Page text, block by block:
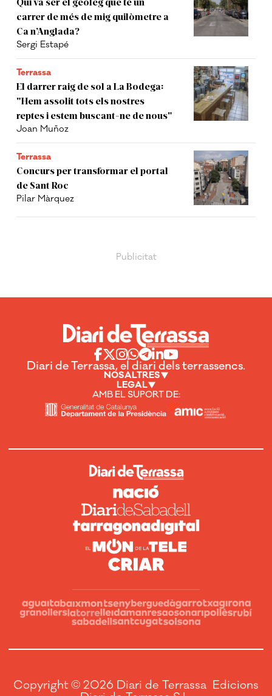
carrer de més de mig quilòmetre a
Ca n’Anglada?
Sergi Estapé
Terrassa
El darrer raig de sol a La Bodega:
"Hem assolit tots els nostres
reptes i estem buscant-ne de nous"
Joan Muñoz
Terrassa
Concurs per transformar el portal
de Sant Roc
Pilar Màrquez
Diari de Terrassa, el diari dels terrassencs.
NOSALTRES
LEGAL
AMB EL SUPORT DE:
Copyright © 2026 Diari de Terrassa Edicions